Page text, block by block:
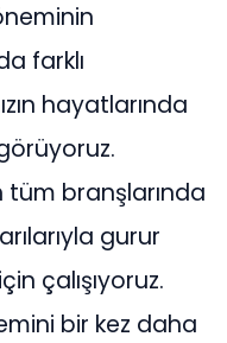
farklı
hayatlarında
tüm branşlarında
gurur
çalışıyoruz.
bir kez daha